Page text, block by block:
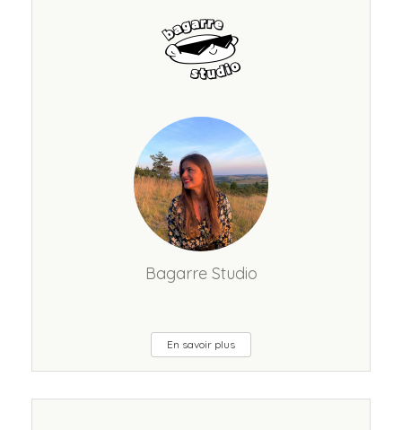
Bagarre Studio
En savoir plus